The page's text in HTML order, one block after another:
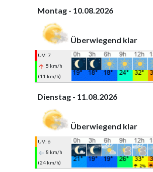
Montag - 10.08.2026
Überwiegend klar
UV: 7
5 km/h
(11 km/h)
Dienstag - 11.08.2026
Überwiegend klar
UV: 6
8 km/h
(24 km/h)